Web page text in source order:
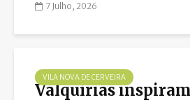
7 Julho, 2026
VILA NOVA DE CERVEIRA
Valquírias